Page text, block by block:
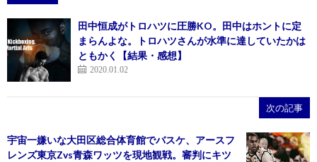
田中恒成がトロハツに圧勝KO。田中はホントに定
まらんよな。トロハツさんが水準に達していたかは
ともかく【結果・感想】
2020.01.02
次の記事
宇宙一嫌いな大田区総合体育館でバスケ、アースフ
レンズ東京Zvs青森ワッツを現地観戦。審判にキツ